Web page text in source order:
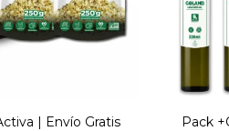
| Envío Gratis Pack